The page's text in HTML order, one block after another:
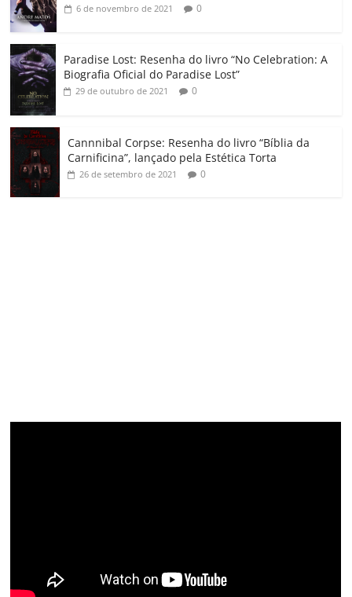
6 de novembro de 2021 0
Paradise Lost: Resenha do livro “No Celebration: A
Biografia Oficial do Paradise Lost”
29 de outubro de 2021 0
Cannnibal Corpse: Resenha do livro “Bíblia da
Carnificina”, lançado pela Estética Torta
26 de setembro de 2021 0